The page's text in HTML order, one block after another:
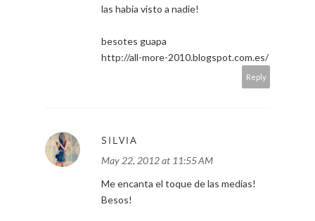
las habia visto a nadie!
besotes guapa
http://all-more-2010.blogspot.com.es/
Reply
SILVIA
May 22, 2012 at 11:55 AM
Me encanta el toque de las medias!
Besos!